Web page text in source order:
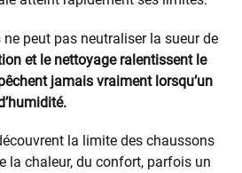
peut pas neutraliser la sueur de
et le nettoyage ralentissent le
jamais vraiment lorsqu’un
la limite des chaussons
la chaleur, du confort, parfois un